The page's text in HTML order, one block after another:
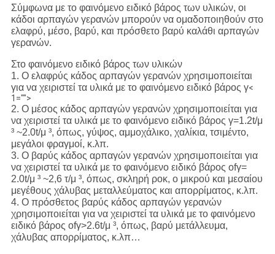
Σύμφωνα με το φαινόμενο ειδικό βάρος των υλικών, οι
κάδοι αρπαγών γερανών μπορούν να ομαδοποιηθούν στο
ελαφρύ, μέσο, βαρύ, και πρόσθετο βαρύ καλάθι αρπαγών
γερανών.
Στο φαινόμενο ειδικό βάρος των υλικών
1. Ο ελαφρύς κάδος αρπαγών γερανών χρησιμοποιείται
για να χειριστεί τα υλικά με το φαινόμενο ειδικό βάρος γ<
1="">
2. Ο μέσος κάδος αρπαγών γερανών χρησιμοποιείται για
να χειριστεί τα υλικά με το φαινόμενο ειδικό βάρος γ=1.2t/μ
³ ~2.0t/μ ³, όπως, γύψος, αμμοχάλικο, χαλίκια, τσιμέντο,
μεγάλοι φραγμοί, κ.λπ.
3. Ο βαρύς κάδος αρπαγών γερανών χρησιμοποιείται για
να χειριστεί τα υλικά με το φαινόμενο ειδικό βάρος ofγ=
2.0t/μ ³ ~2,6 τ/μ ³, όπως, σκληρή ροκ, ο μικρού και μεσαίου
μεγέθους χάλυβας μεταλλεύματος και απορρίματος, κ.λπ.
4. Ο πρόσθετος βαρύς κάδος αρπαγών γερανών
χρησιμοποιείται για να χειριστεί τα υλικά με το φαινόμενο
ειδικό βάρος ofγ>2.6t/μ ³, όπως, βαρύ μετάλλευμα,
χάλυβας απορρίματος, κ.λπ…